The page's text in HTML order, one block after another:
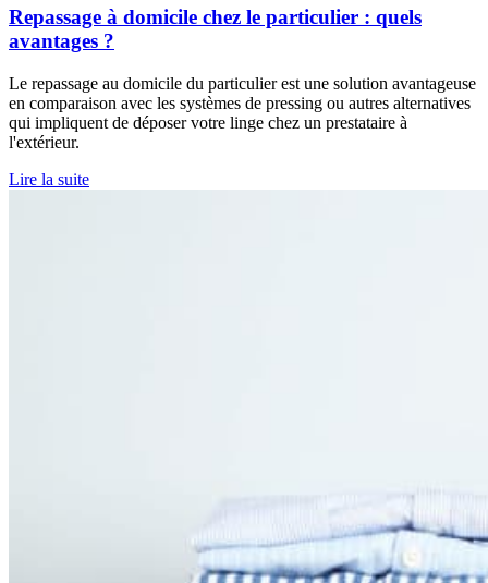
Repassage à domicile chez le particulier : quels
avantages ?
Le repassage au domicile du particulier est une solution avantageuse
en comparaison avec les systèmes de pressing ou autres alternatives
qui impliquent de déposer votre linge chez un prestataire à
l'extérieur.
Lire la suite